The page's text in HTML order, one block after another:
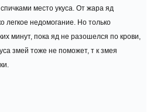
место укуса. От жара яд
легкое недомогание. Но только
минут, пока яд не разошелся по крови,
змей тоже не поможет, т к змея